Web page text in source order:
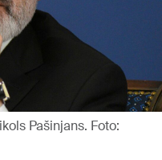
Pašinjans. Foto: